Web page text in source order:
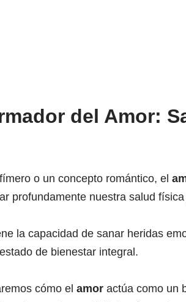
del Amor:
o un concepto romántico, el
profundamente nuestra salud
la capacidad de sanar heridas
de bienestar integral.
cómo el amor actúa como un